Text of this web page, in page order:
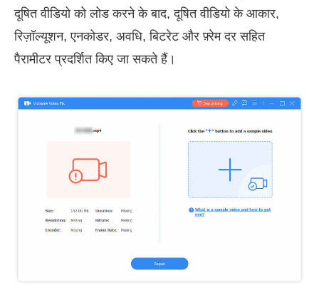
दूषित वीडियो को लोड करने के बाद, दूषित वीडियो के आकार,
रिज़ॉल्यूशन, एनकोडर, अवधि, बिटरेट और फ़्रेम दर सहित
पैरामीटर प्रदर्शित किए जा सकते हैं।